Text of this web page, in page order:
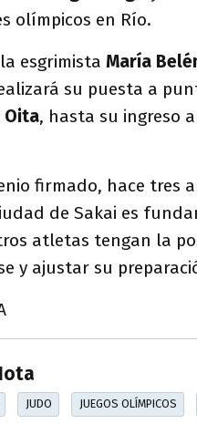
olímpicos en Río.
esgrimista María
su puesta a
Oita, hasta su ingreso
firmado, hace tres
de Sakai es
atletas tengan la
y ajustar su
JUDO JUEGOS OLÍMPICOS